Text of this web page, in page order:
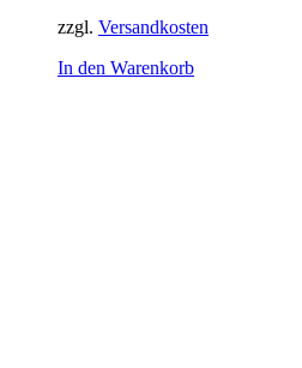
zzgl. Versandkosten
In den Warenkorb